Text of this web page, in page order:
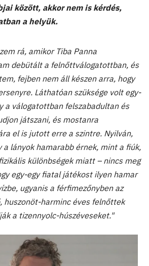
között, akkor nem is kérdés,
a helyük.
rá, amikor Tiba Panna
debütált a felnőttválogatottban, és
fejben nem áll készen arra, hogy
Láthatóan szüksége volt egy-
a válogatottban felszabadultan és
játszani, és mostanra
el is jutott erre a szintre. Nyilván,
a lányok hamarabb érnek, mint a fiúk,
különbségek miatt – nincs meg
egy-egy fiatal játékost ilyen hamar
ugyanis a férfimezőnyben az
huszonöt-harminc éves felnőttek
a tizennyolc-húszéveseket."